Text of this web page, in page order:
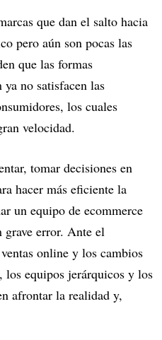
que dan el salto hacia
pero aún son pocas las
que las formas
no satisfacen las
los cuales
velocidad.
tomar decisiones en
hacer más eficiente la
un equipo de ecommerce
grave error. Ante el
online y los cambios
los equipos jerárquicos y los
afrontar la realidad y,